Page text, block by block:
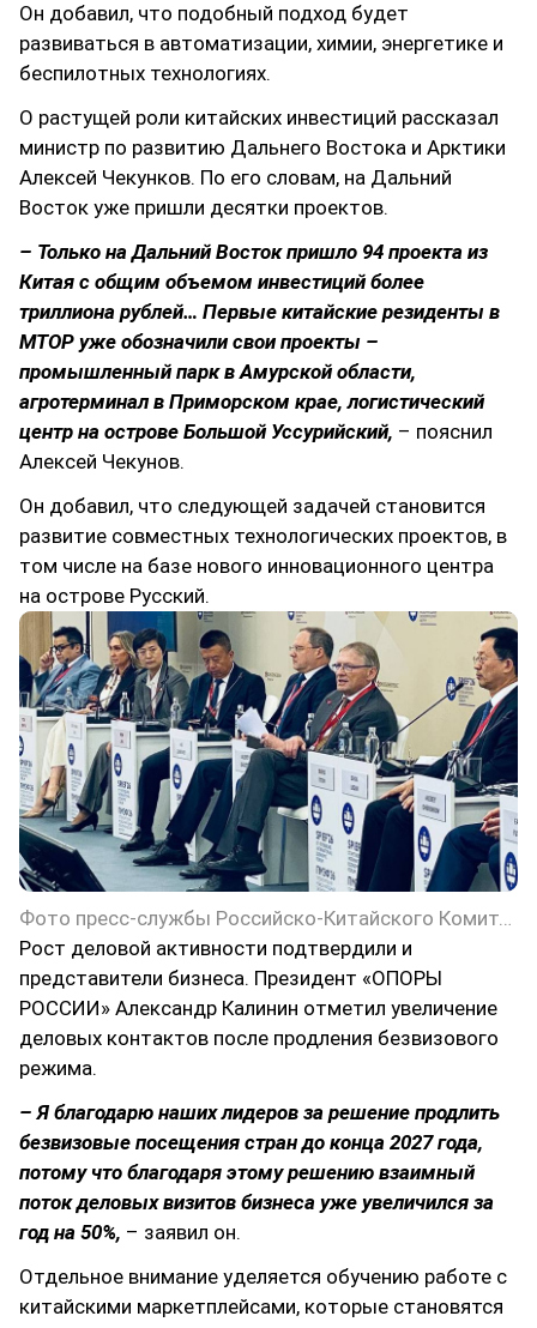
Он добавил, что подобный подход будет
развиваться в автоматизации, химии, энергетике и
беспилотных технологиях.
О растущей роли китайских инвестиций рассказал
министр по развитию Дальнего Востока и Арктики
Алексей Чекунков. По его словам, на Дальний
Восток уже пришли десятки проектов.
– Только на Дальний Восток пришло 94 проекта из
Китая с общим объемом инвестиций более
триллиона рублей… Первые китайские резиденты в
МТОР уже обозначили свои проекты –
промышленный парк в Амурской области,
агротерминал в Приморском крае, логистический
центр на острове Большой Уссурийский, – пояснил
Алексей Чекунов.
Он добавил, что следующей задачей становится
развитие совместных технологических проектов, в
том числе на базе нового инновационного центра
на острове Русский.
Фото пресс-службы Российско-Китайского Комитета дружбы, мира и развития
Рост деловой активности подтвердили и
представители бизнеса. Президент «ОПОРЫ
РОССИИ» Александр Калинин отметил увеличение
деловых контактов после продления безвизового
режима.
– Я благодарю наших лидеров за решение продлить
безвизовые посещения стран до конца 2027 года,
потому что благодаря этому решению взаимный
поток деловых визитов бизнеса уже увеличился за
год на 50%, – заявил он.
Отдельное внимание уделяется обучению работе с
китайскими маркетплейсами, которые становятся